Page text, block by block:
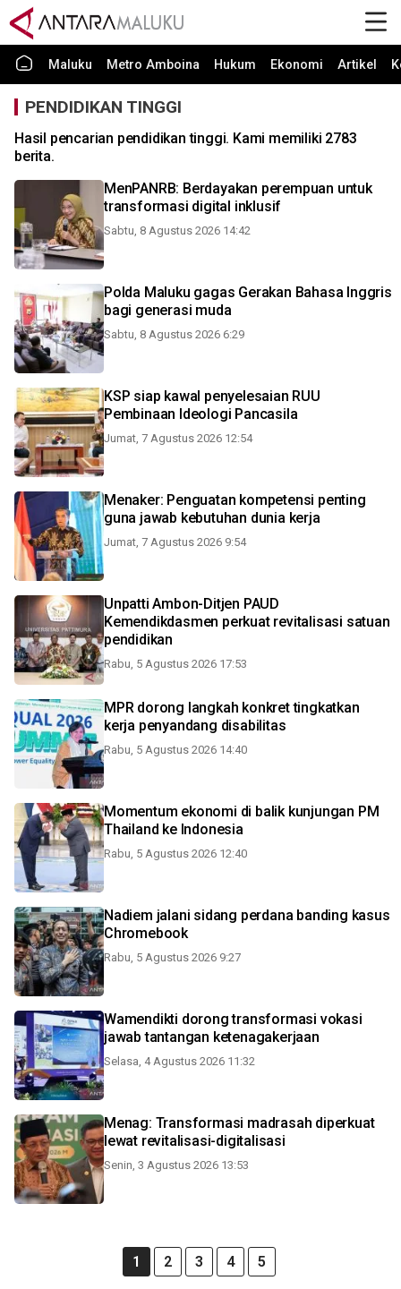
Maluku Metro Amboina Hukum Ekonomi Artikel
PENDIDIKAN TINGGI
Hasil pencarian pendidikan tinggi. Kami memiliki 2783
berita.
MenPANRB: Berdayakan perempuan untuk
transformasi digital inklusif
Sabtu, 8 Agustus 2026 14:42
Polda Maluku gagas Gerakan Bahasa Inggris
bagi generasi muda
Sabtu, 8 Agustus 2026 6:29
KSP siap kawal penyelesaian RUU
Pembinaan Ideologi Pancasila
Jumat, 7 Agustus 2026 12:54
Menaker: Penguatan kompetensi penting
guna jawab kebutuhan dunia kerja
Jumat, 7 Agustus 2026 9:54
Unpatti Ambon-Ditjen PAUD
Kemendikdasmen perkuat revitalisasi satuan
pendidikan
Rabu, 5 Agustus 2026 17:53
MPR dorong langkah konkret tingkatkan
kerja penyandang disabilitas
Rabu, 5 Agustus 2026 14:40
Momentum ekonomi di balik kunjungan PM
Thailand ke Indonesia
Rabu, 5 Agustus 2026 12:40
Nadiem jalani sidang perdana banding kasus
Chromebook
Rabu, 5 Agustus 2026 9:27
Wamendikti dorong transformasi vokasi
jawab tantangan ketenagakerjaan
Selasa, 4 Agustus 2026 11:32
Menag: Transformasi madrasah diperkuat
lewat revitalisasi-digitalisasi
Senin, 3 Agustus 2026 13:53
1 2 3 4 5